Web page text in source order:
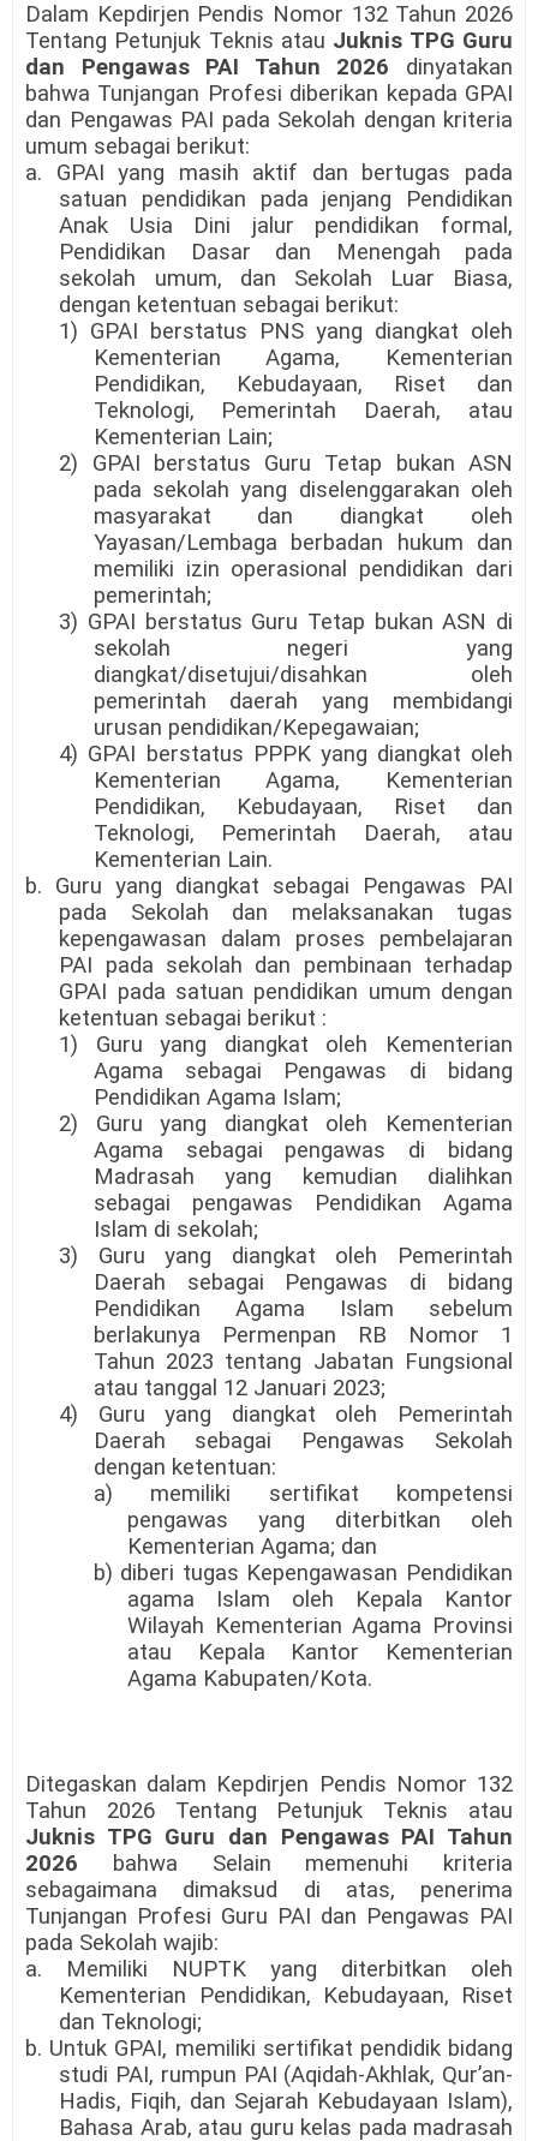
Dalam Kepdirjen Pendis Nomor 132 Tahun 2026
Tentang Petunjuk Teknis atau Juknis TPG Guru
dan Pengawas PAI Tahun 2026 dinyatakan
bahwa Tunjangan Profesi diberikan kepada GPAI
dan Pengawas PAI pada Sekolah dengan kriteria
umum sebagai berikut:
a. GPAI yang masih aktif dan bertugas pada
satuan pendidikan pada jenjang Pendidikan
Anak Usia Dini jalur pendidikan formal,
Pendidikan Dasar dan Menengah pada
sekolah umum, dan Sekolah Luar Biasa,
dengan ketentuan sebagai berikut:
1) GPAI berstatus PNS yang diangkat oleh
Kementerian Agama, Kementerian
Pendidikan, Kebudayaan, Riset dan
Teknologi, Pemerintah Daerah, atau
Kementerian Lain;
2) GPAI berstatus Guru Tetap bukan ASN
pada sekolah yang diselenggarakan oleh
masyarakat dan diangkat oleh
Yayasan/Lembaga berbadan hukum dan
memiliki izin operasional pendidikan dari
pemerintah;
3) GPAI berstatus Guru Tetap bukan ASN di
sekolah negeri yang
diangkat/disetujui/disahkan oleh
pemerintah daerah yang membidangi
urusan pendidikan/Kepegawaian;
4) GPAI berstatus PPPK yang diangkat oleh
Kementerian Agama, Kementerian
Pendidikan, Kebudayaan, Riset dan
Teknologi, Pemerintah Daerah, atau
Kementerian Lain.
b. Guru yang diangkat sebagai Pengawas PAI
pada Sekolah dan melaksanakan tugas
kepengawasan dalam proses pembelajaran
PAI pada sekolah dan pembinaan terhadap
GPAI pada satuan pendidikan umum dengan
ketentuan sebagai berikut :
1) Guru yang diangkat oleh Kementerian
Agama sebagai Pengawas di bidang
Pendidikan Agama Islam;
2) Guru yang diangkat oleh Kementerian
Agama sebagai pengawas di bidang
Madrasah yang kemudian dialihkan
sebagai pengawas Pendidikan Agama
Islam di sekolah;
3) Guru yang diangkat oleh Pemerintah
Daerah sebagai Pengawas di bidang
Pendidikan Agama Islam sebelum
berlakunya Permenpan RB Nomor 1
Tahun 2023 tentang Jabatan Fungsional
atau tanggal 12 Januari 2023;
4) Guru yang diangkat oleh Pemerintah
Daerah sebagai Pengawas Sekolah
dengan ketentuan:
a) memiliki sertifikat kompetensi
pengawas yang diterbitkan oleh
Kementerian Agama; dan
b) diberi tugas Kepengawasan Pendidikan
agama Islam oleh Kepala Kantor
Wilayah Kementerian Agama Provinsi
atau Kepala Kantor Kementerian
Agama Kabupaten/Kota.
Ditegaskan dalam Kepdirjen Pendis Nomor 132
Tahun 2026 Tentang Petunjuk Teknis atau
Juknis TPG Guru dan Pengawas PAI Tahun
2026
bahwa Selain memenuhi kriteria
sebagaimana dimaksud di atas, penerima
Tunjangan Profesi Guru PAI dan Pengawas PAI
pada Sekolah wajib:
a. Memiliki NUPTK yang diterbitkan oleh
Kementerian Pendidikan, Kebudayaan, Riset
dan Teknologi;
b. Untuk GPAI, memiliki sertifikat pendidik bidang
studi PAI, rumpun PAI (Aqidah-Akhlak, Qur’an-
Hadis, Fiqih, dan Sejarah Kebudayaan Islam),
Bahasa Arab, atau guru kelas pada madrasah